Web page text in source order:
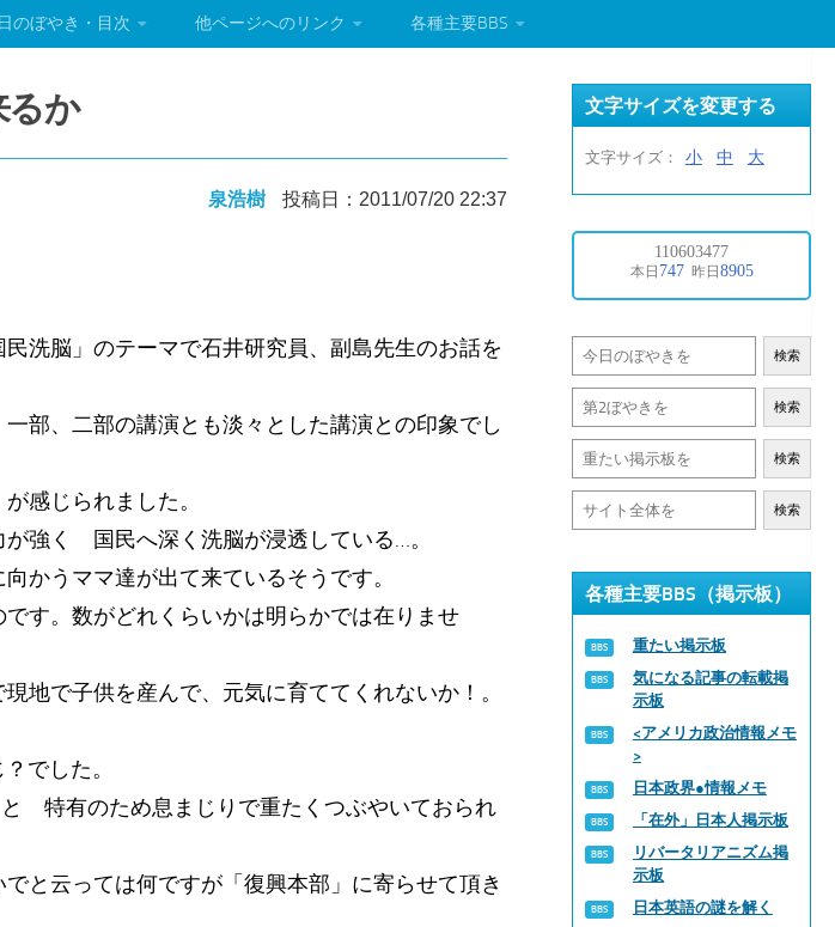
のぼやき・目次 他ページへのリンク 各種主要BBS
るか
泉浩樹 投稿日：2011/07/20 22:37
洗脳」のテーマで石井研究員、副島先生のお話を
部、二部の講演とも淡々とした講演との印象でし
感じられました。
強く 国民へ深く洗脳が浸透している…。
かうママ達が出て来ているそうです。
す。数がどれくらいかは明らかでは在りませ
地で子供を産んで、元気に育ててくれないか！。
でした。
特有のため息まじりで重たくつぶやいておられ
と云っては何ですが「復興本部」に寄らせて頂き
文字サイズを変更する
文字サイズ： 小 中 大
検索
検索
検索
検索
各種主要BBS（掲示板）
重たい掲示板
気になる記事の転載掲
示板
<アメリカ政治情報メモ
>
日本政界●情報メモ
「在外」日本人掲示板
リバータリアニズム掲
示板
日本英語の謎を解く